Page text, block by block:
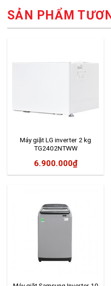
SẢN PHẨM
Máy giặt LG inverter 2 kg
TG2402NTWW
6.900.000₫